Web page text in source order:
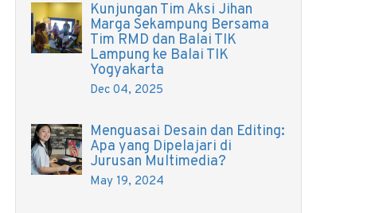
Kunjungan Tim Aksi Jihan
Marga Sekampung Bersama
Tim RMD dan Balai TIK
Lampung ke Balai TIK
Yogyakarta
Dec 04, 2025
Menguasai Desain dan Editing:
Apa yang Dipelajari di
Jurusan Multimedia?
May 19, 2024